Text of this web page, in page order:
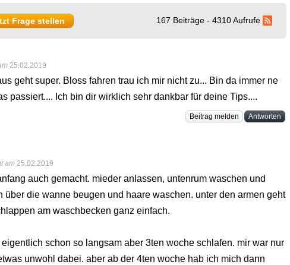
Frage stellen 167 Beiträge - 4310 Aufrufe
25.02.2019
geht super. Bloss fahren trau ich mir nicht zu... Bin da immer ne
passiert.... Ich bin dir wirklich sehr dankbar für deine Tips....
Beitrag melden Antworten
am 25.02.2019
auch gemacht. mieder anlassen, untenrum waschen und
über die wanne beugen und haare waschen. unter den armen geht
am waschbecken ganz einfach.
schon so langsam aber 3ten woche schlafen. mir war nur
unwohl dabei. aber ab der 4ten woche hab ich mich dann